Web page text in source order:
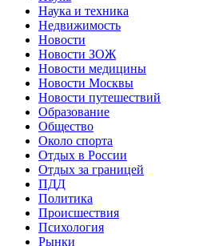
Наука и техника
Недвижимость
Новости
Новости ЗОЖ
Новости медицины
Новости Москвы
Новости путешествий
Образование
Общество
Около спорта
Отдых в России
Отдых за границей
ПДД
Политика
Происшествия
Психология
Рынки